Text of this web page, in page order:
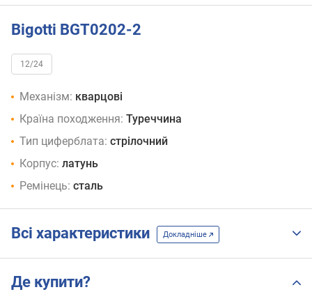
Bigotti BGT0202-2
12/24
Механізм: кварцові
Країна походження: Туреччина
Тип циферблата: стрілочний
Корпус: латунь
Ремінець: сталь
Всі характеристики Докладніше
Де купити?